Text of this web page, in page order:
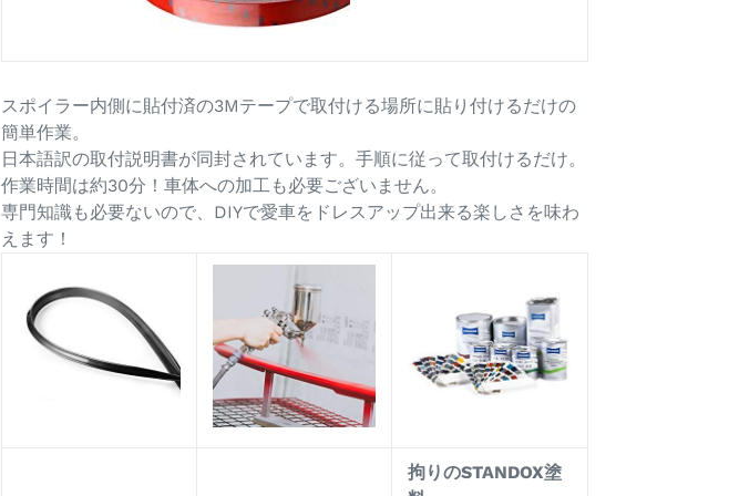
スポイラー内側に貼付済の3Mテープで取付ける場所に貼り付けるだけの
簡単作業。
日本語訳の取付説明書が同封されています。手順に従って取付けるだけ。
作業時間は約30分！車体への加工も必要ございません。
専門知識も必要ないので、DIYで愛車をドレスアップ出来る楽しさを味わ
えます！
拘りのSTANDOX塗